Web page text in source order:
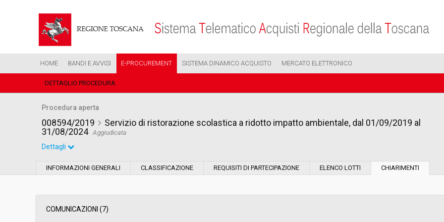
HOME BANDI E AVVISI E-PROCUREMENT SISTEMA DINAMICO ACQUISTO MERCATO ELETTRONICO
DETTAGLIO PROCEDURA
Procedura aperta
008594/2019
Servizio di ristorazione scolastica a ridotto impatto ambientale, dal 01/09/2019 al
31/08/2024 Aggiudicata
Data pubblicazione:
Dettagli
INFORMAZIONI GENERALI CLASSIFICAZIONE REQUISITI DI PARTECIPAZIONE ELENCO LOTTI CHIARIMENTI
COMUNICAZIONI (7)